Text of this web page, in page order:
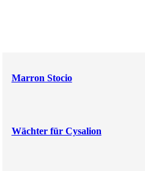
Marron Stocio
Wächter für Cysalion